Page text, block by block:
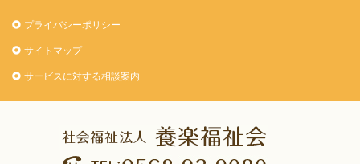
プライバシーポリシー
サイトマップ
サービスに対する相談案内